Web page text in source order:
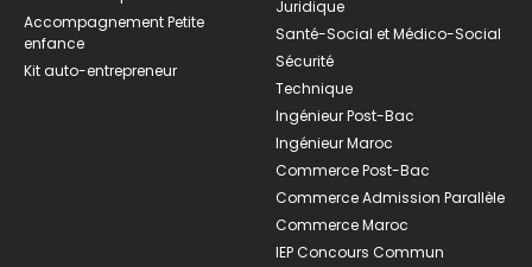
Accompagnement Petite
enfance
Kit auto-entrepreneur
Juridique
Santé-Social et Médico-Social
Sécurité
Technique
Ingénieur Post-Bac
Ingénieur Maroc
Commerce Post-Bac
Commerce Admission Parallèle
Commerce Maroc
IEP Concours Commun